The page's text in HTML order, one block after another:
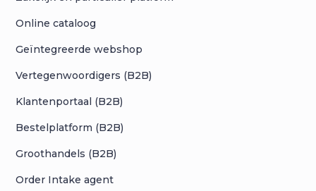
Online cataloog
Geïntegreerde webshop
Vertegenwoordigers (B2B)
Klantenportaal (B2B)
Bestelplatform (B2B)
Groothandels (B2B)
Order Intake agent